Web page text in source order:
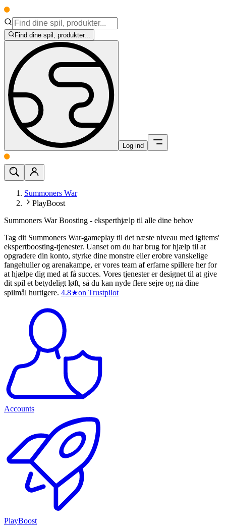
Find dine spil, produkter...
Log ind
Summoners War
PlayBoost
Summoners War Boosting - eksperthjælp til alle dine behov
Tag dit Summoners War-gameplay til det næste niveau med igitems'
ekspertboosting-tjenester. Uanset om du har brug for hjælp til at
opgradere din konto, styrke dine monstre eller erobre vanskelige
fangehuller og arenakampe, er vores team af erfarne spillere her for
at hjælpe dig med at få succes. Vores tjenester er designet til at give
dit spil et betydeligt løft, så du kan nyde flere sejre og nå dine
spilmål hurtigere. 4.8★on Trustpilot
Accounts
PlayBoost